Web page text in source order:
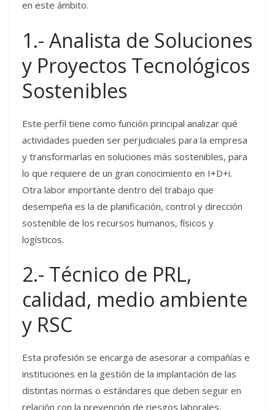
en este ámbito.
1.- Analista de Soluciones
y Proyectos Tecnológicos
Sostenibles
Este perfil tiene como función principal analizar qué
actividades pueden ser perjudiciales para la empresa
y transformarlas en soluciones más sostenibles, para
lo que requiere de un gran conocimiento en I+D+i.
Otra labor importante dentro del trabajo que
desempeña es la de planificación, control y dirección
sostenible de los recursos humanos, físicos y
logísticos.
2.- Técnico de PRL,
calidad, medio ambiente
y RSC
Esta profesión se encarga de asesorar a compañías e
instituciones en la gestión de la implantación de las
distintas normas o estándares que deben seguir en
relación con la prevención de riesgos laborales,